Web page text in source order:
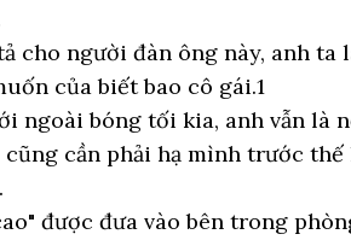
cho người đàn ông này, anh
của biết bao cô gái.1
ngoài bóng tối kia, anh vẫn là
cần phải hạ mình trước
được đưa vào bên trong